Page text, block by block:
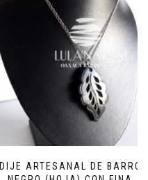
DIJE ARTESANAL DE BARRO